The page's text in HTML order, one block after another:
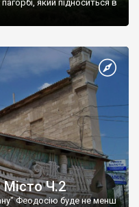
який підноситься в
Ч.2
Феодосію буде не менш